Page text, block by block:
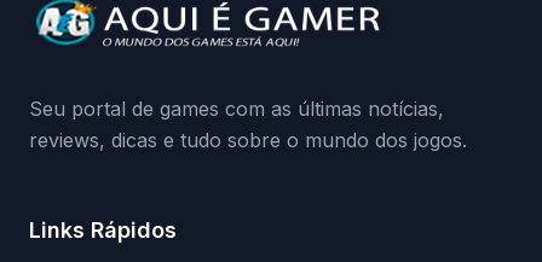
da Playground: negação do preload,
medidas contra acessos não autorizados
Seu portal de games com as últimas notícias,
reviews, dicas e tudo sobre o mundo dos jogos.
Links Rápidos